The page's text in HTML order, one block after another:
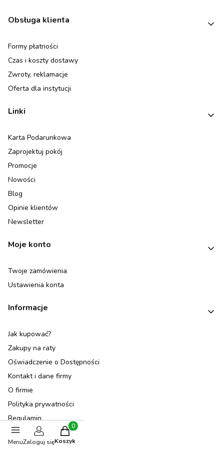
Linki w stopce
Obsługa klienta
Formy płatności
Czas i koszty dostawy
Zwroty, reklamacje
Oferta dla instytucji
Linki
Karta Podarunkowa
Zaprojektuj pokój
Promocje
Nowości
Blog
Opinie klientów
Newsletter
Moje konto
Twoje zamówienia
Ustawienia konta
Informacje
Jak kupować?
Zakupy na raty
Oświadczenie o Dostępności
Kontakt i dane firmy
O firmie
Polityka prywatności
Regulamin
Karta Dużej Rodziny
MenuZaloguj się
Produkty w koszyku: 0. Zobacz szczegóły
Koszyk